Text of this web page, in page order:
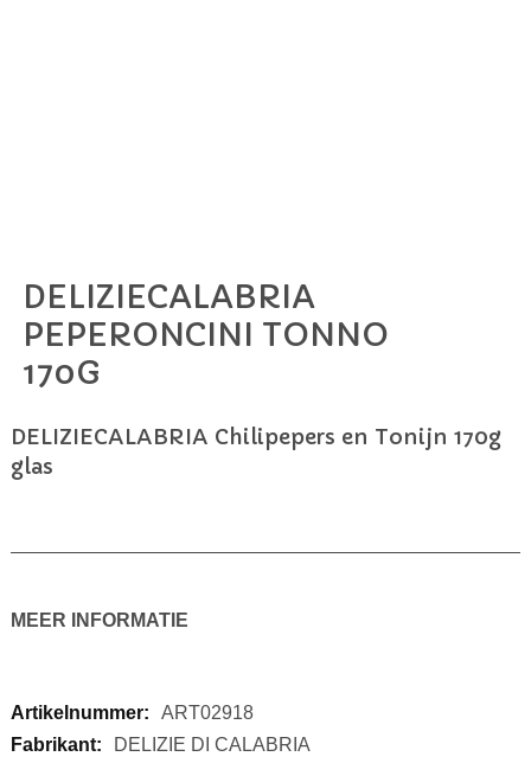
Ga
het
begin
van
afbeeldingen-
gallerij
DELIZIECALABRIA
PEPERONCINI TONNO
170G
DELIZIECALABRIA Chilipepers en Tonijn 170g
glas
MEER INFORMATIE
Meer
informatie
ART02918
DELIZIE DI CALABRIA